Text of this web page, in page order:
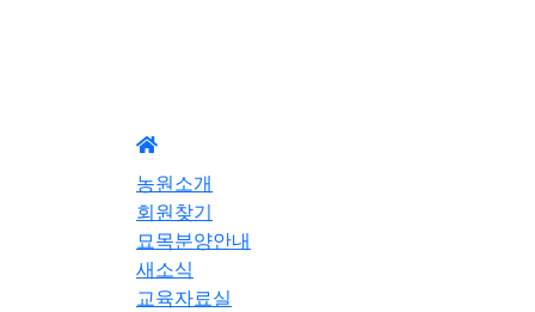
농원소개
회원찾기
묘목분양안내
새소식
교육자료실